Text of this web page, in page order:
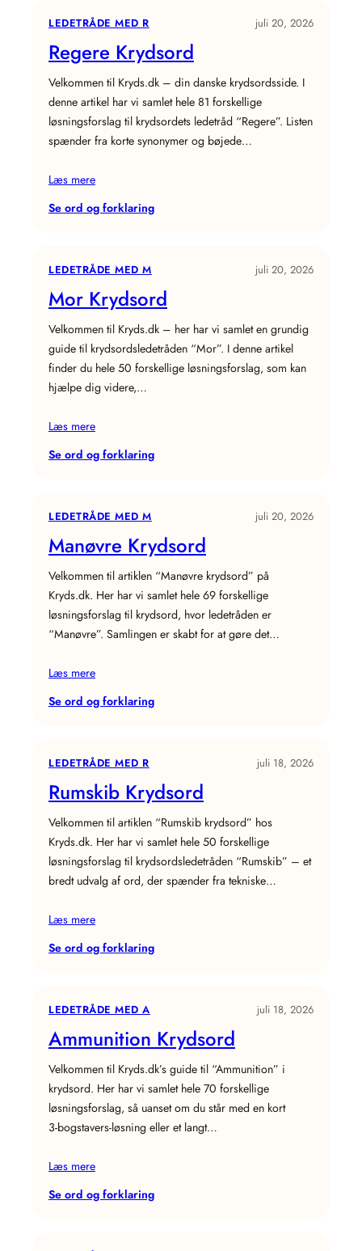
LEDETRÅDE MED R juli 20, 2026
Regere Krydsord
Velkommen til Kryds.dk – din danske krydsordsside. I
denne artikel har vi samlet hele 81 forskellige
løsningsforslag til krydsordets ledetråd “Regere”. Listen
spænder fra korte synonymer og bøjede…
Læs mere
Se ord og forklaring:
LEDETRÅDE MED M juli 20, 2026
Mor Krydsord
Velkommen til Kryds.dk – her har vi samlet en grundig
guide til krydsordsledetråden “Mor”. I denne artikel
finder du hele 50 forskellige løsningsforslag, som kan
hjælpe dig videre,…
Læs mere
Se ord og forklaring:
LEDETRÅDE MED M juli 20, 2026
Manøvre Krydsord
Velkommen til artiklen “Manøvre krydsord” på
Kryds.dk. Her har vi samlet hele 69 forskellige
løsningsforslag til krydsord, hvor ledetråden er
“Manøvre”. Samlingen er skabt for at gøre det…
Læs mere
Se ord og forklaring:
LEDETRÅDE MED R juli 18, 2026
Rumskib Krydsord
Velkommen til artiklen “Rumskib krydsord” hos
Kryds.dk. Her har vi samlet hele 50 forskellige
løsningsforslag til krydsordsledetråden “Rumskib” – et
bredt udvalg af ord, der spænder fra tekniske…
Læs mere
Se ord og forklaring:
LEDETRÅDE MED A juli 18, 2026
Ammunition Krydsord
Velkommen til Kryds.dk’s guide til “Ammunition” i
krydsord. Her har vi samlet hele 70 forskellige
løsningsforslag, så uanset om du står med en kort
3‑bogstavers‑løsning eller et langt…
Læs mere
Se ord og forklaring: